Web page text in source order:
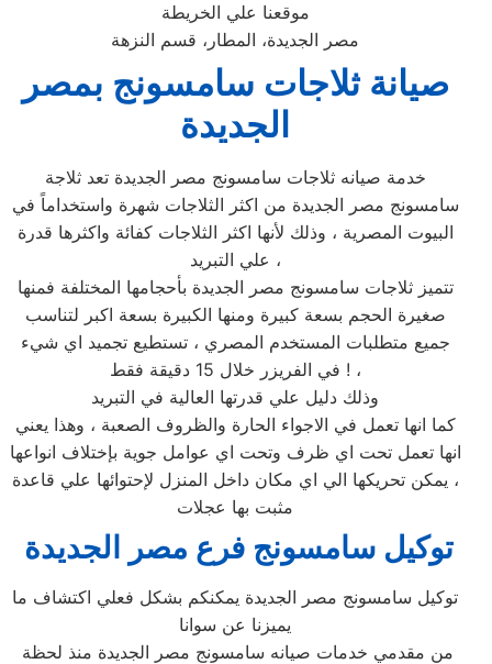
موقعنا علي الخريطة
مصر الجديدة، المطار، قسم النزهة
صيانة ثلاجات سامسونج بمصر
الجديدة
خدمة صيانه ثلاجات سامسونج مصر الجديدة تعد ثلاجة
سامسونج مصر الجديدة من اكثر الثلاجات شهرة واستخداماً في
البيوت المصرية ، وذلك لأنها اكثر الثلاجات كفائة واكثرها قدرة
علي التبريد ،
تتميز ثلاجات سامسونج مصر الجديدة بأحجامها المختلفة فمنها
صغيرة الحجم بسعة كبيرة ومنها الكبيرة بسعة اكبر لتناسب
جميع متطلبات المستخدم المصري ، تستطيع تجميد اي شيء
في الفريزر خلال 15 دقيقة فقط ! ،
وذلك دليل علي قدرتها العالية في التبريد
كما انها تعمل في الاجواء الحارة والظروف الصعبة ، وهذا يعني
انها تعمل تحت اي ظرف وتحت اي عوامل جوية بإختلاف انواعها
، يمكن تحريكها الي اي مكان داخل المنزل لإحتوائها علي قاعدة
مثبت بها عجلات
توكيل سامسونج فرع مصر الجديدة
توكيل سامسونج مصر الجديدة يمكنكم بشكل فعلي اكتشاف ما
يميزنا عن سوانا
من مقدمي خدمات صيانه سامسونج مصر الجديدة منذ لحظة